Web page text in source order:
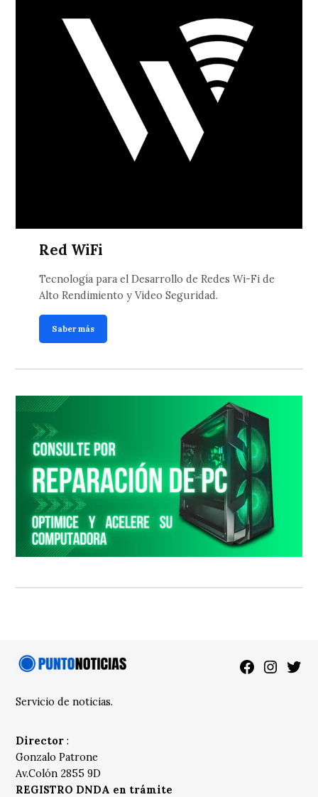
Red WiFi
Tecnología para el Desarrollo de Redes Wi-Fi de
Alto Rendimiento y Video Seguridad.
Saber más
Facebook
Servicio de noticias.
Director :
Gonzalo Patrone
Av.Colón 2855 9D
REGISTRO DNDA en trámite